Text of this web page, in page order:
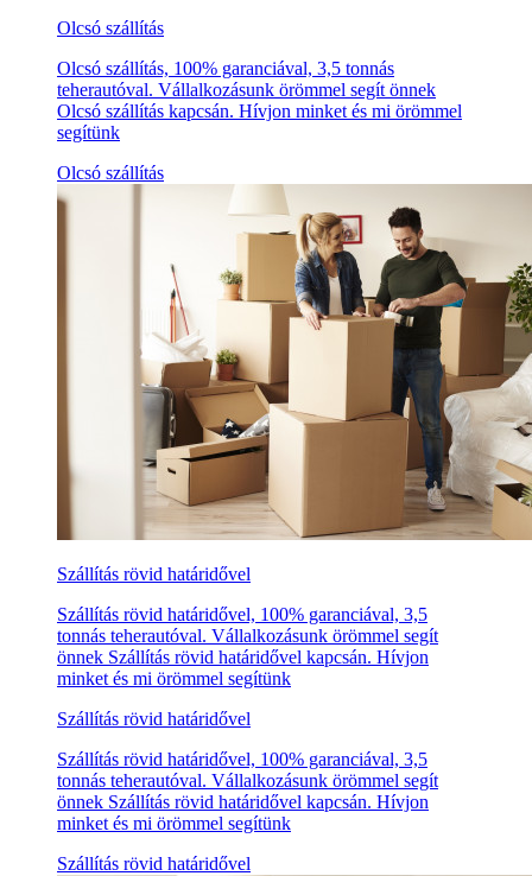
Olcsó szállítás
Olcsó szállítás, 100% garanciával, 3,5 tonnás
teherautóval. Vállalkozásunk örömmel segít önnek
Olcsó szállítás kapcsán. Hívjon minket és mi örömmel
segítünk
Olcsó szállítás
Szállítás rövid határidővel
Szállítás rövid határidővel, 100% garanciával, 3,5
tonnás teherautóval. Vállalkozásunk örömmel segít
önnek Szállítás rövid határidővel kapcsán. Hívjon
minket és mi örömmel segítünk
Szállítás rövid határidővel
Szállítás rövid határidővel, 100% garanciával, 3,5
tonnás teherautóval. Vállalkozásunk örömmel segít
önnek Szállítás rövid határidővel kapcsán. Hívjon
minket és mi örömmel segítünk
Szállítás rövid határidővel